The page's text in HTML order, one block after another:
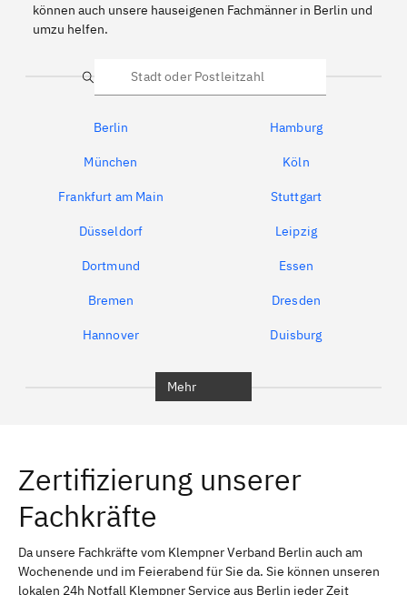
können auch unsere hauseigenen Fachmänner in Berlin und
umzu helfen.
Suche
Berlin Hamburg
München Köln
Frankfurt am Main Stuttgart
Düsseldorf Leipzig
Dortmund Essen
Bremen Dresden
Hannover Duisburg
Friedrichshain-Kreuzberg Mahlsdorf
Gesundbrunnen
Niederschönhausen Marzahn
Mehr
Zertifizierung unserer
Fachkräfte
Da unsere Fachkräfte vom Klempner Verband Berlin auch am
Wochenende und im Feierabend für Sie da. Sie können unseren
lokalen 24h Notfall Klempner Service aus Berlin jeder Zeit